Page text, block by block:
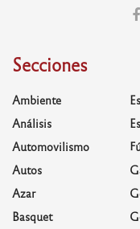
Secciones
Ambiente
Análisis
Automovilismo
Autos
Azar
Basquet